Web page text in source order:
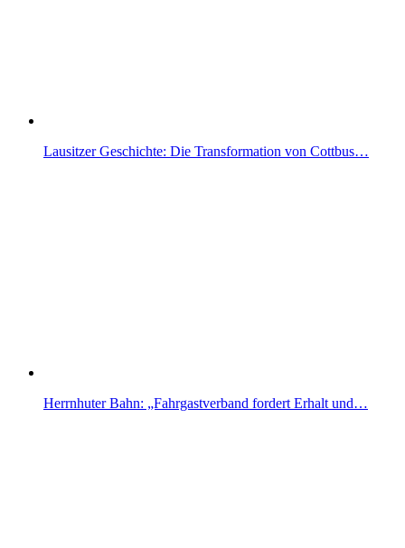
Lausitzer Geschichte: Die Transformation von Cottbus…
Herrnhuter Bahn: „Fahrgastverband fordert Erhalt und…